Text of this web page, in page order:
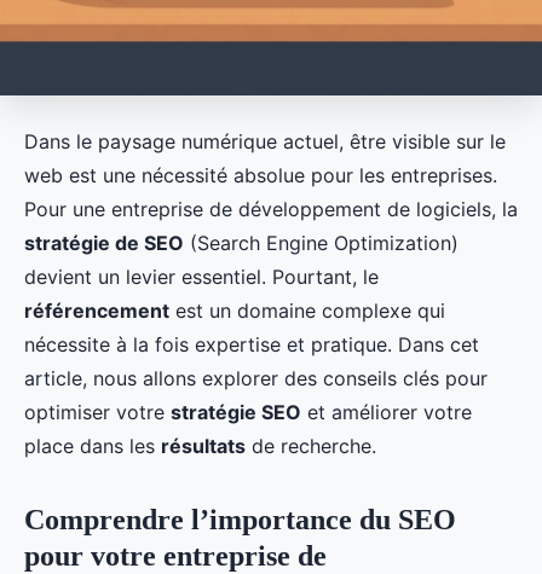
Dans le paysage numérique actuel, être visible sur le
web est une nécessité absolue pour les entreprises.
Pour une entreprise de développement de logiciels, la
stratégie de SEO (Search Engine Optimization)
devient un levier essentiel. Pourtant, le
référencement est un domaine complexe qui
nécessite à la fois expertise et pratique. Dans cet
article, nous allons explorer des conseils clés pour
optimiser votre stratégie SEO et améliorer votre
place dans les résultats de recherche.
Comprendre l’importance du SEO
pour votre entreprise de